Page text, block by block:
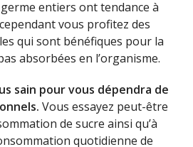
entiers ont tendance à
vous profitez des
qui sont bénéfiques pour la
absorbées en l’organisme.
sain pour vous dépendra de
Vous essayez peut-être
de sucre ainsi qu’à
quotidienne de